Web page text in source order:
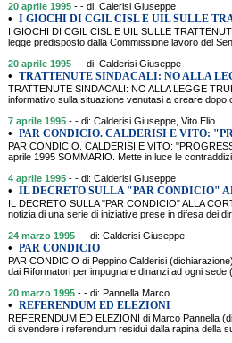
20 aprile 1995 - - di: Calerisi Giuseppe
• I GIOCHI DI CGIL CISL E UIL SULLE
I GIOCHI DI CGIL CISL E UIL SULLE
legge predisposto dalla Commissione lavoro del
20 aprile 1995 - - di: Calderisi Giuseppe
• TRATTENUTE SINDACALI: NO ALLA
TRATTENUTE SINDACALI: NO ALLA LEGGE
informativo sulla situazione venutasi a creare
7 aprile 1995 - - di: Calderisi Giuseppe, Vito Elio
• PAR CONDICIO. CALDERISI E VITO:
PAR CONDICIO. CALDERISI E VITO:
aprile 1995 SOMMARIO. Mette in luce le
4 aprile 1995 - - di: Calderisi Giuseppe
• IL DECRETO SULLA "PAR CONDICIO"
IL DECRETO SULLA "PAR CONDICIO" ALLA
notizia di una serie di iniziative prese in difesa dei
24 marzo 1995 - - di: Calderisi Giuseppe
• PAR CONDICIO
PAR CONDICIO di Peppino Calderisi
dai Riformatori per impugnare dinanzi ad ogni
20 marzo 1995 - - di: Pannella Marco
• REFERENDUM ED ELEZIONI
REFERENDUM ED ELEZIONI di Marco Pannella
di svendere i referendum residui dalla rapina della